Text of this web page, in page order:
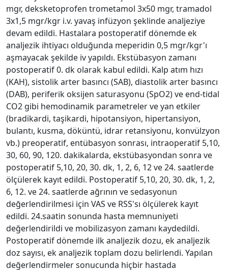
mgr, deksketoprofen trometamol 3x50 mgr, tramadol
3x1,5 mgr/kgr i.v. yavaş infüzyon şeklinde analjeziye
devam edildi. Hastalara postoperatif dönemde ek
analjezik ihtiyacı olduğunda meperidin 0,5 mgr/kgr'ı
aşmayacak şekilde iv yapıldı. Ekstübasyon zamanı
postoperatif 0. dk olarak kabul edildi. Kalp atım hızı
(KAH), sistolik arter basıncı (SAB), diastolik arter basıncı
(DAB), periferik oksijen saturasyonu (SpO2) ve end-tidal
CO2 gibi hemodinamik parametreler ve yan etkiler
(bradikardi, taşikardi, hipotansiyon, hipertansiyon,
bulantı, kusma, döküntü, idrar retansiyonu, konvülzyon
vb.) preoperatif, entübasyon sonrası, intraoperatif 5,10,
30, 60, 90, 120. dakikalarda, ekstübasyondan sonra ve
postoperatif 5,10, 20, 30. dk, 1, 2, 6, 12 ve 24. saatlerde
ölçülerek kayıt edildi. Postoperatif 5,10, 20, 30. dk, 1, 2,
6, 12. ve 24. saatlerde ağrının ve sedasyonun
değerlendirilmesi için VAS ve RSS'sı ölçülerek kayıt
edildi. 24.saatin sonunda hasta memnuniyeti
değerlendirildi ve mobilizasyon zamanı kaydedildi.
Postoperatif dönemde ilk analjezik dozu, ek analjezik
doz sayısı, ek analjezik toplam dozu belirlendi. Yapılan
değerlendirmeler sonucunda hiçbir hastada